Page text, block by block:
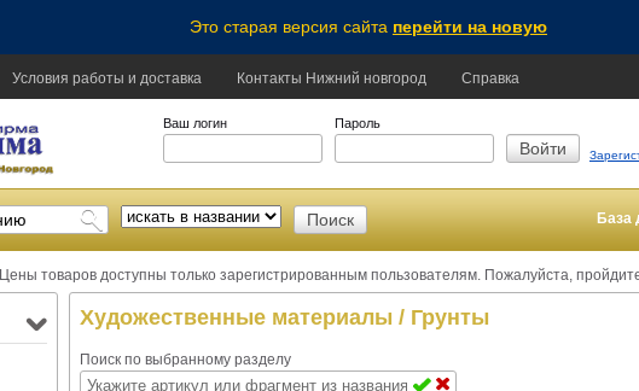
Это старая версия сайта перейти на новую
Условия работы и доставка Контакты Нижний новгород Справка
Ваш логин Пароль
База
Цены товаров доступны только зарегистрированным пользователям. Пожалуйста,
Художественные материалы / Грунты
Поиск по выбранному разделу